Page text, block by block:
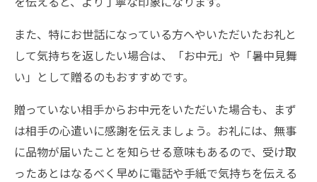
また、特にお世話になっている方へやいただいたお礼と
して気持ちを返したい場合は、「お中元」や「暑中見舞
い」として贈るのもおすすめです。
贈っていない相手からお中元をいただいた場合も、まず
は相手の心遣いに感謝を伝えましょう。お礼には、無事
に品物が届いたことを知らせる意味もあるので、受け取
ったあとはなるべく早めに電話や手紙で気持ちを伝える